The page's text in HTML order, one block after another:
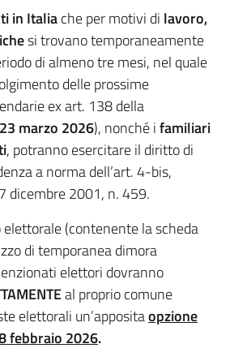
in Italiache per motivi di lavoro,
si trovano temporaneamente
di almeno tre mesi, nel quale
delle prossime
ex art. 138 della
marzo 2026), nonché ifamiliari
, potranno esercitare il diritto di
a norma dell’art. 4-bis,
dicembre 2001, n. 459.
(contenente la scheda
di temporanea dimora
elettori dovranno
al proprio comune
elettorali un’appositaopzione
febbraio 2026.